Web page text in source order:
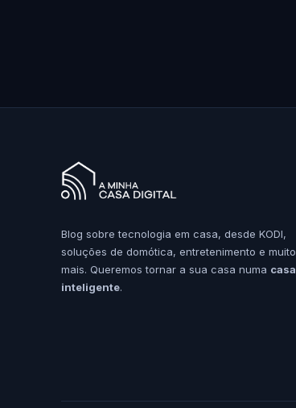
Blog sobre tecnologia em casa, desde KODI,
soluções de domótica, entretenimento e muito
mais. Queremos tornar a sua casa numa casa
inteligente.